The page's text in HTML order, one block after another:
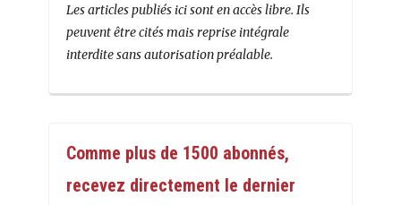
Les articles publiés ici sont en accès libre. Ils
peuvent être cités mais reprise intégrale
interdite sans autorisation préalable.
Comme plus de 1500 abonnés,
recevez directement le dernier